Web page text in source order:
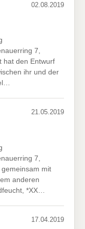
02.08.2019
7,
hat den Entwurf
ihr und der
21.05.2019
7,
mit
anderen
*XX…
17.04.2019